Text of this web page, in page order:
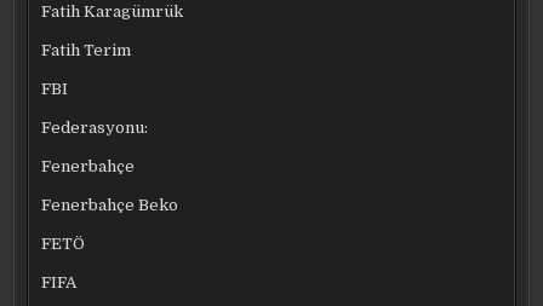
Fatih Karagümrük
Fatih Terim
FBI
Federasyonu:
Fenerbahçe
Fenerbahçe Beko
FETÖ
FIFA